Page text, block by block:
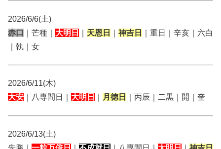
2026/6/6(土)
赤口
｜芒種｜ 大明日 天恩日 神吉日
｜重日｜辛亥｜六白
｜執｜女
2026/6/11(木)
大安 ｜八専間日｜ 大明日 月徳日 ｜丙辰｜二黒｜開｜奎
2026/6/13(土)